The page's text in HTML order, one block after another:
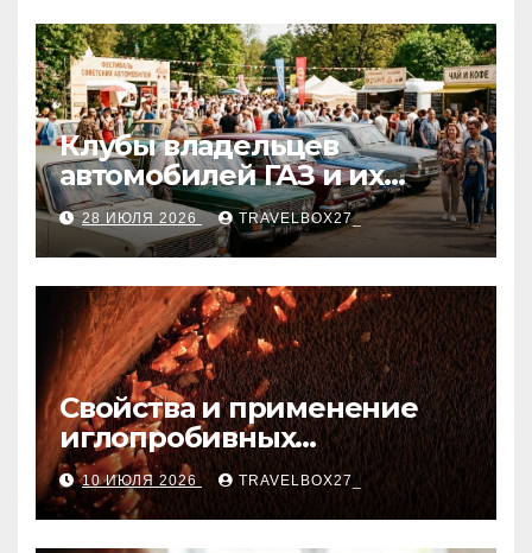
Клубы владельцев
автомобилей ГАЗ и их
мероприятия
28 ИЮЛЯ 2026 TRAVELBOX27_
Свойства и применение
иглопробивных
базальтовых огнеупорных
матов
10 ИЮЛЯ 2026 TRAVELBOX27_